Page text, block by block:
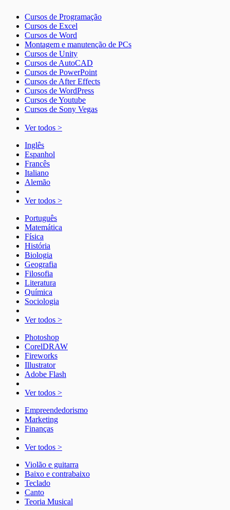
Cursos de Programação
Cursos de Excel
Cursos de Word
Montagem e manutenção de PCs
Cursos de Unity
Cursos de AutoCAD
Cursos de PowerPoint
Cursos de After Effects
Cursos de WordPress
Cursos de Youtube
Cursos de Sony Vegas
Ver todos >
Inglês
Espanhol
Francês
Italiano
Alemão
Ver todos >
Português
Matemática
Física
História
Biologia
Geografia
Filosofia
Literatura
Química
Sociologia
Ver todos >
Photoshop
CorelDRAW
Fireworks
Illustrator
Adobe Flash
Ver todos >
Empreendedorismo
Marketing
Finanças
Ver todos >
Violão e guitarra
Baixo e contrabaixo
Teclado
Canto
Teoria Musical